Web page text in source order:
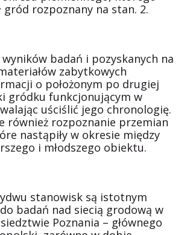
gród rozpoznany na stan. 2.
badań i pozyskanych na
zabytkowych
o położonym po drugiej
gródku funkcjonującym w
uściślić jego chronologię.
również rozpoznanie przemian
nastąpiły w okresie między
i młodszego obiektu.
stanowisk są istotnym
badań nad siecią grodową w
Poznania – głównego